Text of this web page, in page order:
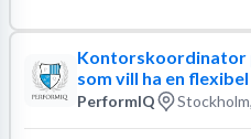
Kontorskoordinator
som vill ha en
PerformIQ